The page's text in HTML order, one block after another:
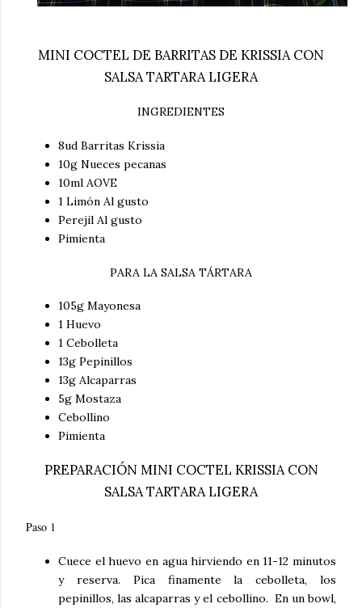
MINI COCTEL DE BARRITAS DE KRISSIA CON
SALSA TARTARA LIGERA
INGREDIENTES
8ud Barritas Krissia
10g Nueces pecanas
10ml AOVE
1 Limón Al gusto
Perejil Al gusto
Pimienta
PARA LA SALSA TÁRTARA
105g Mayonesa
1 Huevo
1 Cebolleta
13g Pepinillos
13g Alcaparras
5g Mostaza
Cebollino
Pimienta
PREPARACIÓN MINI COCTEL KRISSIA CON
SALSA TARTARA LIGERA
Paso 1
Cuece el huevo en agua hirviendo en 11-12 minutos
y reserva. Pica finamente la cebolleta, los
pepinillos, las alcaparras y el cebollino. En un bowl,